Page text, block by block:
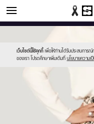
ข่าวบันเทิง
เว็บไซต์นี้ใช้คุกกี้ เพื่อให้ท่านได้รับประสบการ
ของเรา โปรดศึกษาเพิ่มเติมที่ นโยบายความเ
//s.isanook.com/sr/0/
sanook.png
//s.isanook.com/ns/0/ud/365/